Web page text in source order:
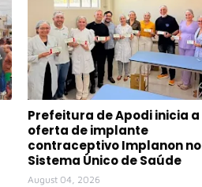
Prefeitura de Apodi inicia a
oferta de implante
contraceptivo Implanon no
Sistema Único de Saúde
August 04, 2026